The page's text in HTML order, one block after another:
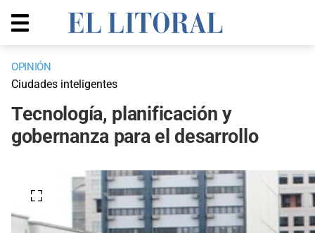
OPINIÓN
Ciudades inteligentes
Tecnología, planificación y
gobernanza para el desarrollo